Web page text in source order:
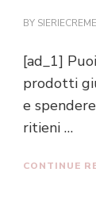
BY
[ad_1]
prodotti
e
ritieni …
CONTINUE